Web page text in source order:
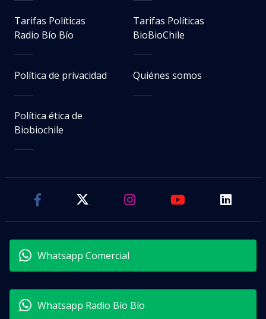
Tarifas Políticas
Radio Bío Bío
Tarifas Políticas
BioBioChile
Política de privacidad Quiénes somos
Política ética de
Biobiochile
Whatsapp Comercial
Whatsapp Radio Bío Bío